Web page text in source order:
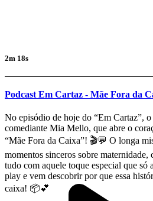
2m 18s
Podcast Em Cartaz - Mãe Fora da
No episódio de hoje do “Em Cartaz”,
comediante Mia Mello, que abre o
“Mãe Fora da Caixa”! 🎬💬 O longa mistura bom humor com
momentos sinceros sobre maternidade,
tudo com aquele toque especial que só a
play e vem descobrir por que essa
caixa! 📦💕